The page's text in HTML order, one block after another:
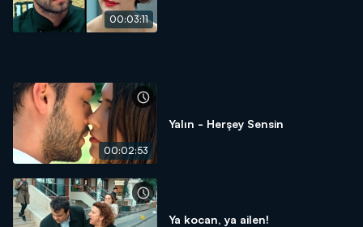
00:03:11
00:02:53
Yalın - Herşey Sensin
Ya kocan, ya ailen!